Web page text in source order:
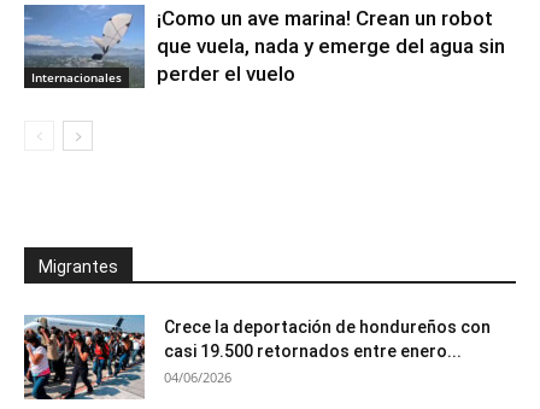
Internacionales
¡Como un ave marina! Crean un robot
que vuela, nada y emerge del agua sin
perder el vuelo
Migrantes
Crece la deportación de hondureños con
casi 19.500 retornados entre enero...
04/06/2026